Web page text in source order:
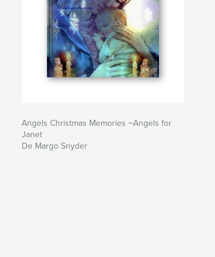
Angels Christmas Memories ~Angels for
Janet
De Margo Snyder